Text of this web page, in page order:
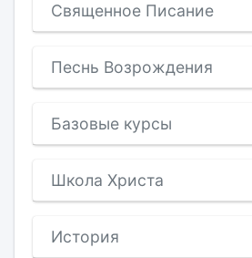
Священное Писание
Песнь Возрождения
Базовые курсы
Школа Христа
История